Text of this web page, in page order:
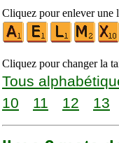
Cliquez pour enlever une
Cliquez pour changer la
Tous
10
11 12 13